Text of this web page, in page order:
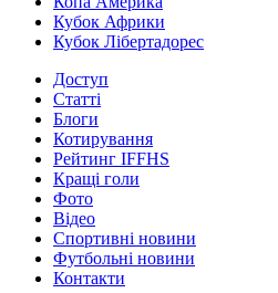
Кубок Африки
Кубок Лібертадорес
Доступ
Статті
Блоги
Котирування
Рейтинг IFFHS
Кращі голи
Фото
Відео
Спортивні новини
Футбольні новини
Контакти